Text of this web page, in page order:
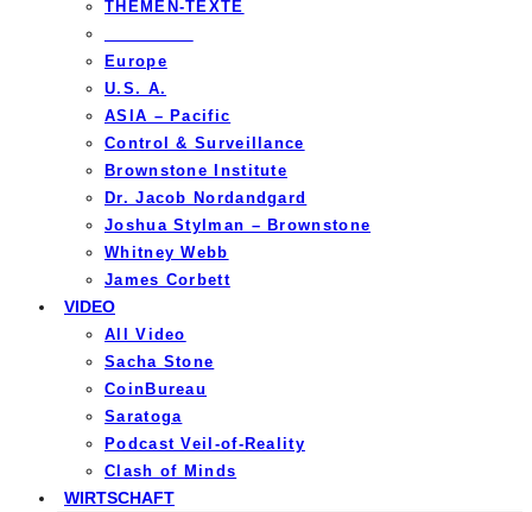
THEMEN-TEXTE
Europe
U.S. A.
ASIA – Pacific
Control & Surveillance
Brownstone Institute
Dr. Jacob Nordandgard
Joshua Stylman – Brownstone
Whitney Webb
James Corbett
VIDEO
All Video
Sacha Stone
CoinBureau
Saratoga
Podcast Veil-of-Reality
Clash of Minds
WIRTSCHAFT